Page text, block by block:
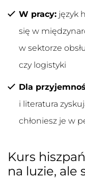
W pracy: język
się w
w sektorze
czy logistyki
Dla
i literatura
chłoniesz je w
Kurs
na luzie, ale